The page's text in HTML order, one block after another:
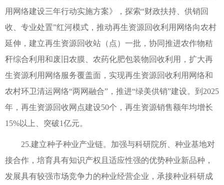
用网络建设三年行动实施方案》，探索“财政扶持、供销回
收、专业处置”红河模式，推动再生资源回收利用网络向农村
延伸，建立再生资源回收站（点）一批，协同推进农作物秸
秆综合利用和废旧农膜、农药化肥包装物回收利用，扩大再
生资源利用网络服务覆盖面，实现再生资源回收利用网络和
农村环卫清运网络“两网融合”，推进“绿美供销”建设。到2025
年，再生资源回收网点建设50个，再生资源销售额年均增长
15%以上、突破1亿元。
25.建立种子种业产业链。加强与科研院所、种业基地对
接合作，培育具有知识产权且适应性强的优势种业新品种，
发展具有较强市场竞争力的种业经营企业，承接种业科研成